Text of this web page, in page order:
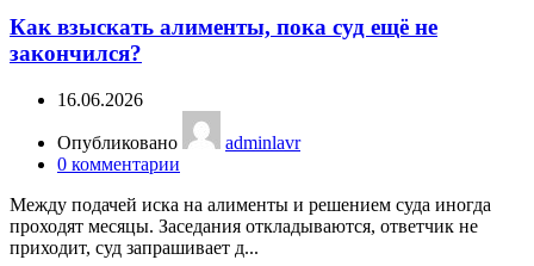
Как взыскать алименты, пока суд ещё не
закончился?
16.06.2026
Опубликовано
adminlavr
0 комментарии
Между подачей иска на алименты и решением суда иногда
проходят месяцы. Заседания откладываются, ответчик не
приходит, суд запрашивает д...